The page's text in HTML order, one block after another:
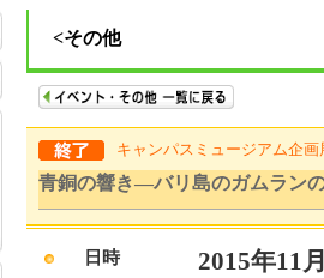
<その他
キャンパスミュージアム企画
青銅の響き―バリ島のガムラン
日時 2015年11
イベントカレンダー
地域人材育成・プロジェクト部門とは